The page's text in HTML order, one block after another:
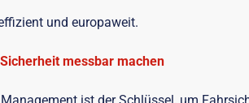
und europaweit.
messbar machen